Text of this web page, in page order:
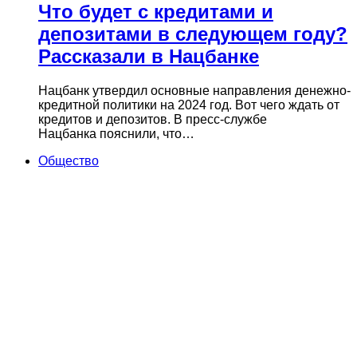
Что будет с кредитами и
депозитами в следующем году?
Рассказали в Нацбанке
Нацбанк утвердил основные направления денежно-
кредитной политики на 2024 год. Вот чего ждать от
кредитов и депозитов. В пресс-службе
Нацбанка пояснили, что…
Общество